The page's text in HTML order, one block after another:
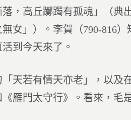
，高丘躑躅有孤魂」（典
女」）。李賀（790-816）
到今天來了。
天若有情天亦老」，以及
雁門太守行》。看來，毛